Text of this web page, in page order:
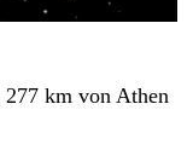
277 km von Athen